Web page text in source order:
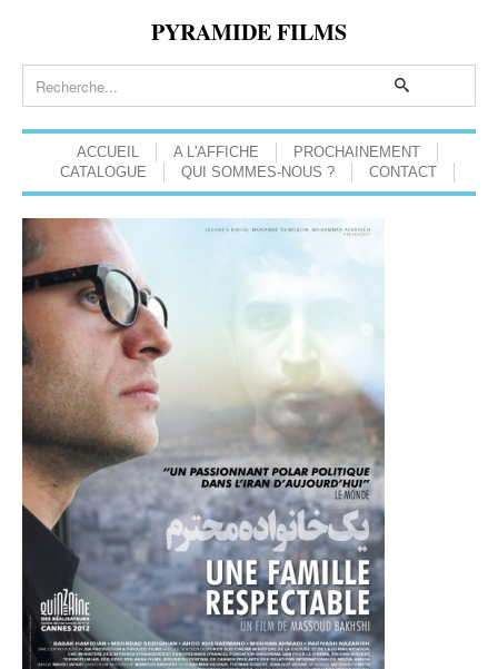
PYRAMIDE FILMS
ACCUEIL A L'AFFICHE
PROCHAINEMENT
CATALOGUE
QUI SOMMES-NOUS ? CONTACT